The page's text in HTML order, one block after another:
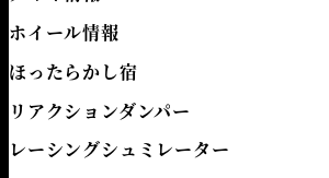
ホイール情報
ほったらかし宿
リアクションダンパー
レーシングシュミレーター